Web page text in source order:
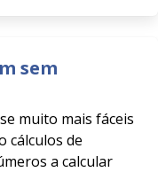
sem
muito mais fáceis
cálculos de
a calcular